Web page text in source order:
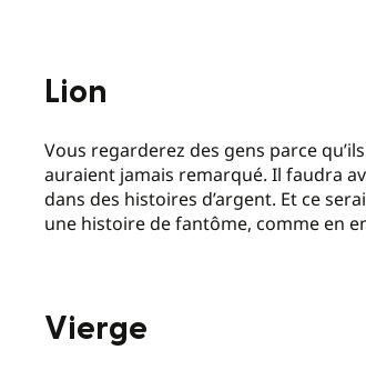
Lion
Vous regarderez des gens parce
auraient jamais remarqué. Il faudra
dans des histoires d’argent. Et ce
une histoire de fantôme, comme en
Vierge